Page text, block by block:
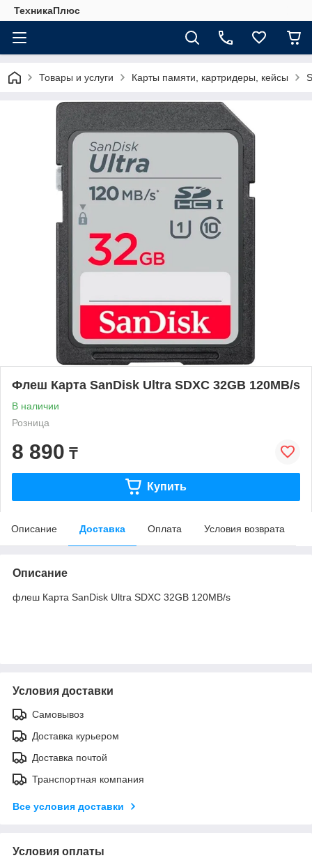
ТехникаПлюс
Товары и услуги Карты памяти, картридеры, кейсы
Флеш Карта SanDisk Ultra SDXC 32GB 120MB/s
В наличии
Розница
8 890 ₸
Купить
Описание Доставка Оплата Условия возврата
Описание
флеш Карта SanDisk Ultra SDXC 32GB 120MB/s
Условия доставки
Самовывоз
Доставка курьером
Доставка почтой
Транспортная компания
Все условия доставки
Условия оплаты